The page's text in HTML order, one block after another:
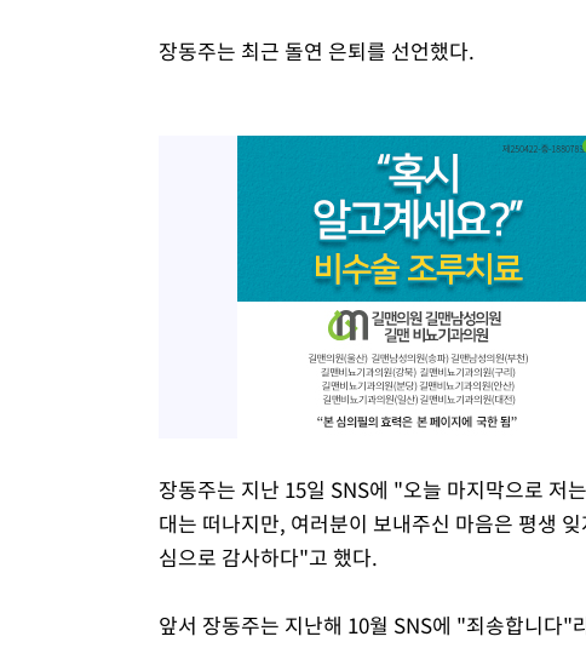
장동주는 최근 돌연 은퇴를 선언했다.
장동주는 지난 15일 SNS에 "오늘 마지막으로 저
대는 떠나지만, 여러분이 보내주신 마음은 평생
심으로 감사하다"고 했다.
앞서 장동주는 지난해 10월 SNS에 "죄송합니다"